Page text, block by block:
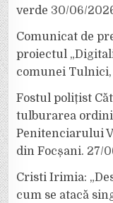
verde 30/06/
Comunicat de
proiectul
comunei Tulnici,
Fostul polițist
tulburarea
Penitenciarului
din Focșani. 27/
Cristi Irimia:
cum se atacă